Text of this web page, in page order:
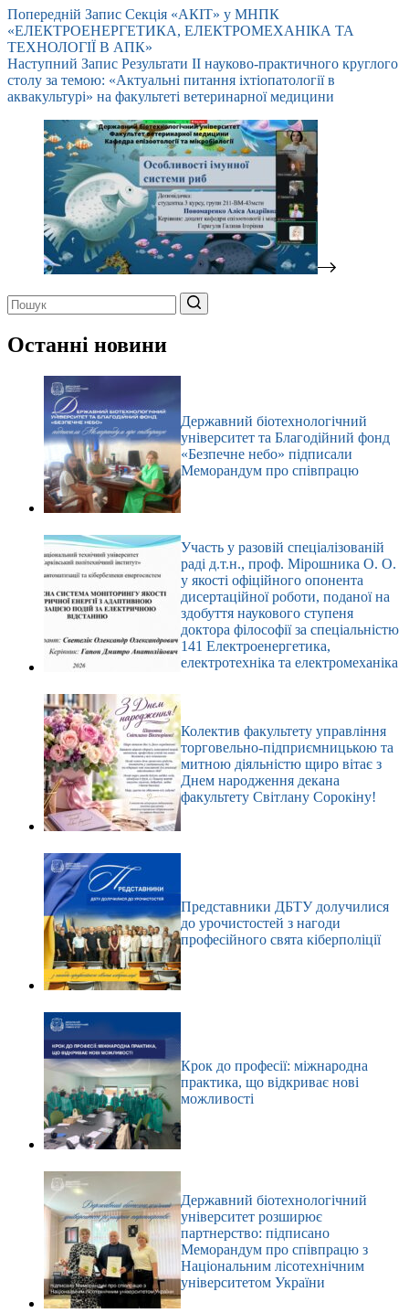
Попередній Запис Секція «АКІТ» у МНПК
«ЕЛЕКТРОЕНЕРГЕТИКА, ЕЛЕКТРОМЕХАНІКА ТА
ТЕХНОЛОГІЇ В АПК»
Наступний Запис Результати ІІ науково-практичного круглого
столу за темою: «Актуальні питання іхтіопатології в
аквакультурі» на факультеті ветеринарної медицини
результатів
Останні новини
Державний біотехнологічний
університет та Благодійний фонд
«Безпечне небо» підписали
Меморандум про співпрацю
Участь у разовій спеціалізованій
раді д.т.н., проф. Мірошника О. О.
у якості офіційного опонента
дисертаційної роботи, поданої на
здобуття наукового ступеня
доктора філософії за спеціальністю
141 Електроенергетика,
електротехніка та електромеханіка
Колектив факультету управління
торговельно-підприємницькою та
митною діяльністю щиро вітає з
Днем народження декана
факультету Світлану Сорокіну!
Представники ДБТУ долучилися
до урочистостей з нагоди
професійного свята кіберполіції
Крок до професії: міжнародна
практика, що відкриває нові
можливості
Державний біотехнологічний
університет розширює
партнерство: підписано
Меморандум про співпрацю з
Національним лісотехнічним
університетом України